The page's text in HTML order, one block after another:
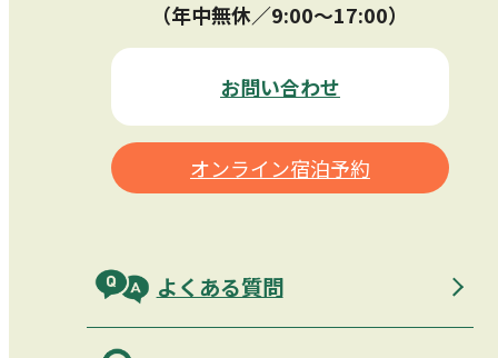
（年中無休／9:00〜17:00）
お問い合わせ
オンライン宿泊予約
よくある質問